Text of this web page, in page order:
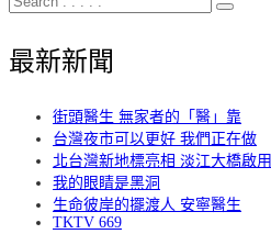
最新新聞
街頭醫生 無家者的「醫」靠
台灣夜市可以更好 我們正在做
北台灣新地標亮相 淡江大橋啟用
我的眼睛是黑洞
生命彼岸的擺渡人 安寧醫生
TKTV 669